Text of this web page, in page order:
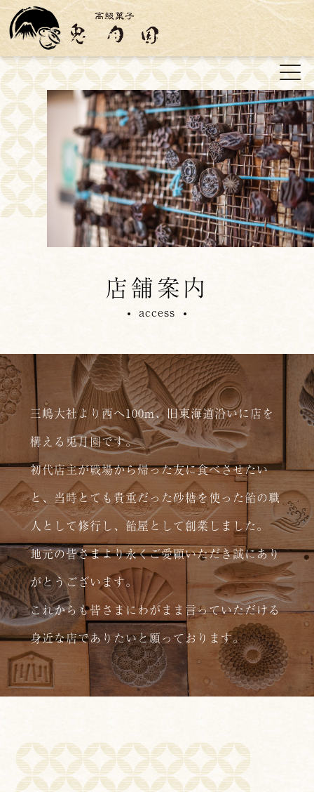
店舗案内
access
三嶋大社より西へ100m、旧東海道沿いに店を
構える兎月園です。
初代店主が戦場から帰った友に食べさせたい
と、当時とても貴重だった砂糖を使った飴の職
人として修行し、飴屋として創業しました。
地元の皆さまより永くご愛顧いただき誠にあり
がとうございます。
これからも皆さまにわがまま言っていただける
身近な店でありたいと願っております。